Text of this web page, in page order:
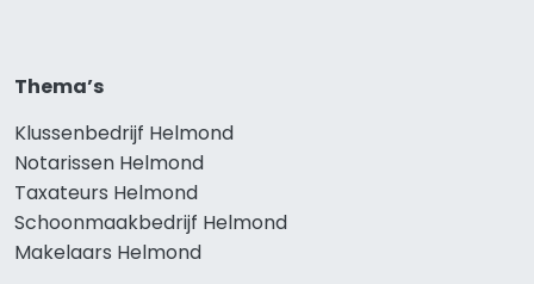
Thema’s
Klussenbedrijf Helmond
Notarissen Helmond
Taxateurs Helmond
Schoonmaakbedrijf Helmond
Makelaars Helmond